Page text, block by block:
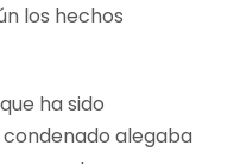
los hechos
ha sido
alegaba